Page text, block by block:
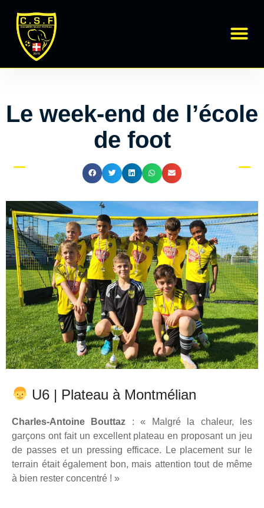
Le week-end de l’école
de foot
U6 | Plateau à Montmélian
Charles-Antoine Bouttaz : « Malgré la chaleur, les
garçons ont fait un excellent plateau en proposant un jeu
de passes et un pressing efficace. Le placement sur le
terrain était également bon, mais attention tout de même
à bien rester concentré ! »